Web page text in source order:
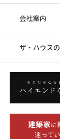
会社案内
ザ・ハウスの